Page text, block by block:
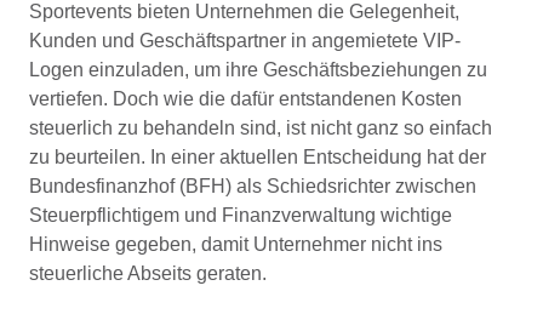
Sportevents bieten Unternehmen die Gelegenheit,
Kunden und Geschäftspartner in angemietete VIP-
Logen einzuladen, um ihre Geschäftsbeziehungen zu
vertiefen. Doch wie die dafür entstandenen Kosten
steuerlich zu behandeln sind, ist nicht ganz so einfach
zu beurteilen. In einer aktuellen Entscheidung hat der
Bundesfinanzhof (BFH) als Schiedsrichter zwischen
Steuerpflichtigem und Finanzverwaltung wichtige
Hinweise gegeben, damit Unternehmer nicht ins
steuerliche Abseits geraten.